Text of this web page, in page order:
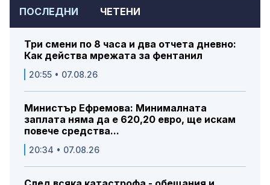
ПОСЛЕДНИ ЧЕТЕНИ
Три смени по 8 часа и два отчета дневно:
Как действа мрежата за фентанил
20:55 • 07.08.26
Министър Ефремова: Минималната
заплата няма да е 620,20 евро, ще искам
повече средства...
20:34 • 07.08.26